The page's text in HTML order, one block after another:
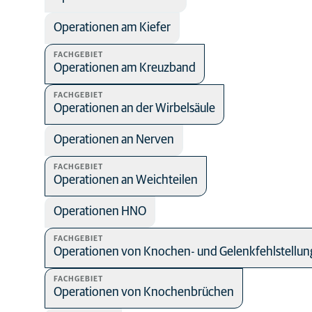
Operationen am Kiefer
FACHGEBIET
Operationen am Kreuzband
FACHGEBIET
Operationen an der Wirbelsäule
Operationen an Nerven
FACHGEBIET
Operationen an Weichteilen
Operationen HNO
FACHGEBIET
Operationen von Knochen- und
FACHGEBIET
Operationen von Knochenbrüchen